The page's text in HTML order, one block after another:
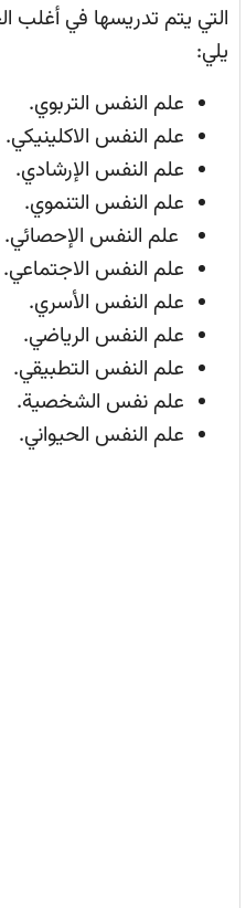
التي يتم تدريسها في أغلب
يلي:
علم النفس التربوي.
علم النفس الاكلينيكي.
علم النفس الإرشادي.
علم النفس التنموي.
علم النفس الإحصائي.
علم النفس الاجتماعي.
علم النفس الأسري.
علم النفس الرياضي.
علم النفس التطبيقي.
علم نفس الشخصية.
علم النفس الحيواني.